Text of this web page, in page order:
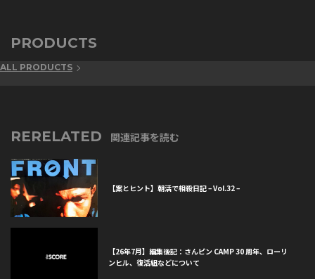
PRODUCTS
ALL PRODUCTS
RERELATED 関連記事を読む
【案とヒント】朝活で相殺日記 – Vol.32 –
【26年7月】編集後記：さんピン CAMP 30 周年、ローリ
ンヒル、復活組などについて